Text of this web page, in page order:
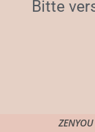
Bitte